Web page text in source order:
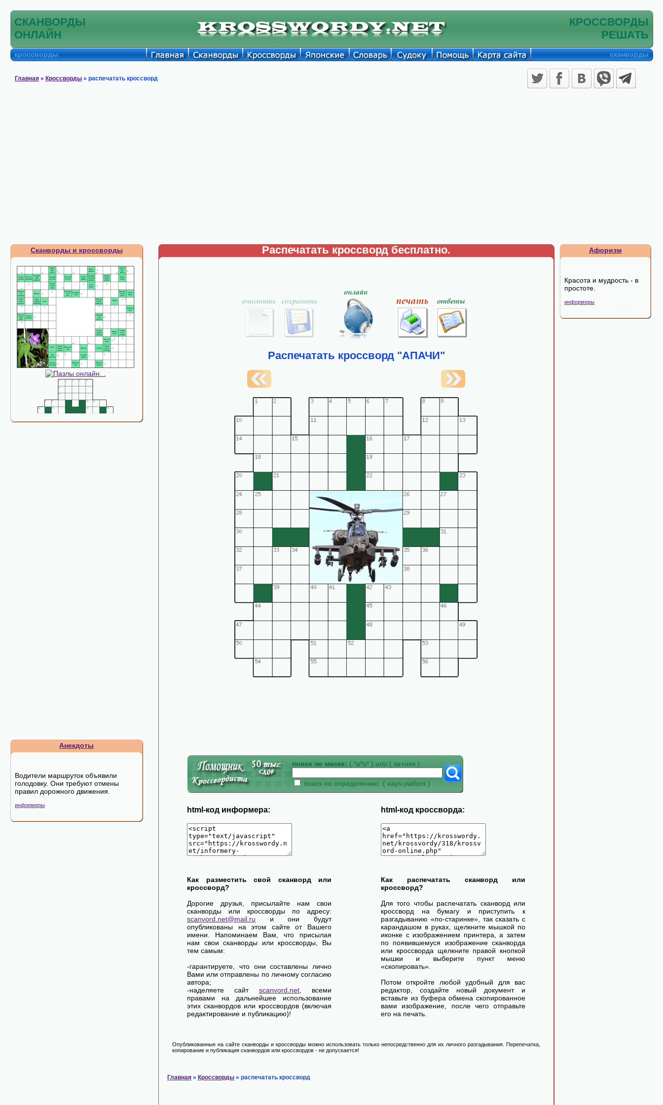
СКАНВОРДЫ
ОНЛАЙН
КРОССВОРДЫ
РЕШАТЬ
кроссворды сканворды
Главная » Кроссворды » распечатать кроссворд
Сканворды и кроссворды
Анекдоты
Водители маршруток объявили
голодовку. Они требуют отмены
правил дорожного движения.
информеры
Распечатать кроссворд бесплатно.
Распечатать кроссворд "АПАЧИ"
поиск по маске: ( *а*о* ) или ( за+ник )
поиск по определению: ( науч работ )
html-код информера: html-код кроссворда:
Как разместить свой сканворд или
кроссворд?
Дорогие друзья, присылайте нам свои
сканворды или кроссворды по адресу:
scanvord.net@mail.ru и они будут
опубликованы на этом сайте от Вашего
имени. Напоминаем Вам, что присылая
нам свои сканворды или кроссворды, Вы
тем самым:
-гарантируете, что они составлены лично
Вами или отправлены по личному согласию
автора;
-наделяете сайт scanvord.net , всеми
правами на дальнейшее использование
этих сканвордов или кроссвордов (включая
редактирование и публикацию)!
Как распечатать сканворд или
кроссворд?
Для того чтобы распечатать сканворд или
кроссворд на бумагу и приступить к
разгадыванию «по-старинке», так сказать с
карандашом в руках, щелкните мышкой по
иконке с изображением принтера, а затем
по появившемуся изображение сканворда
или кроссворда щелкните правой кнопкой
мышки и выберите пункт меню
«скопировать».
Потом откройте любой удобный для вас
редактор, создайте новый документ и
вставьте из буфера обмена скопированное
вами изображение, после чего отправьте
его на печать.
Опубликованные на сайте сканворды и кроссворды можно использовать только непосредственно для их личного разгадывания. Перепечатка,
копирование и публикация сканвордов или кроссвордов - не допускается!
Главная » Кроссворды » распечатать кроссворд
Афоризм
Красота и мудрость - в
простоте.
информеры